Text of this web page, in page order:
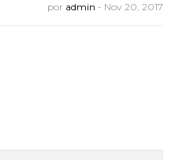
por admin - Nov 20, 2017